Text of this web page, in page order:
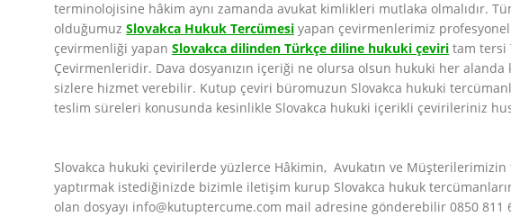
terminolojisine hâkim aynı zamanda avukat kimlikleri mutlaka olmalıdır.
olduğumuz Slovakca Hukuk Tercümesi yapan çevirmenlerimiz
çevirmenliği yapan Slovakca dilinden Türkçe diline hukuki çeviri tam tersi
Çevirmenleridir. Dava dosyanızın içeriği ne olursa olsun hukuki her
sizlere hizmet verebilir. Kutup çeviri büromuzun Slovakca hukuki
teslim süreleri konusunda kesinlikle Slovakca hukuki içerikli çevirileriniz
Slovakca hukuki çevirilerde yüzlerce Hâkimin, Avukatın ve
yaptırmak istediğinizde bizimle iletişim kurup Slovakca hukuk
olan dosyayı info@kutuptercume.com mail adresine gönderebilir 0850